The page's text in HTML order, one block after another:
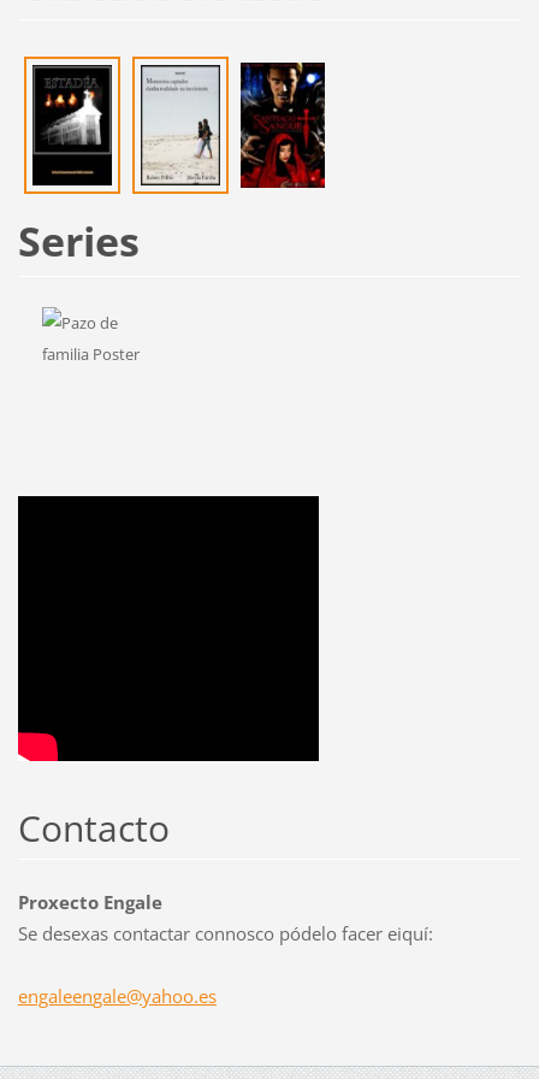
Series
Contacto
Proxecto Engale
Se desexas contactar connosco pódelo facer eiquí:
engaleengale@yahoo.es